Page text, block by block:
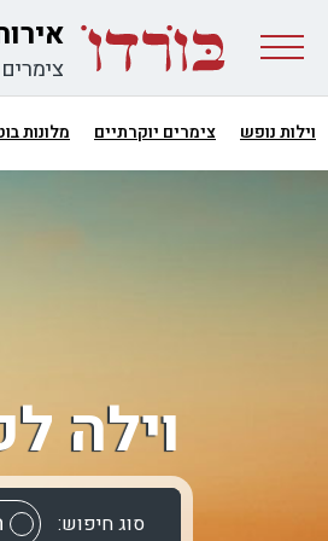
וילות נופש צימרים יוקרתיים מלונות
וילה
סוג חיפוש: